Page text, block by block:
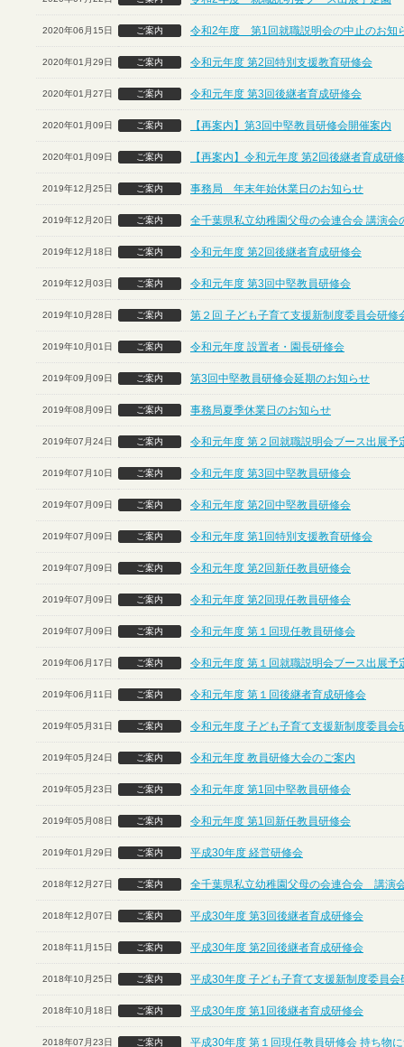
2020年06月15日 ご案内 令和2年度 第1回就職説明会の中止のお知
2020年01月29日 ご案内 令和元年度 第2回特別支援教育研修会
2020年01月27日 ご案内 令和元年度 第3回後継者育成研修会
2020年01月09日 ご案内 【再案内】第3回中堅教員研修会開催案内
2020年01月09日 ご案内 【再案内】令和元年度 第2回後継者育成研
2019年12月25日 ご案内 事務局 年末年始休業日のお知らせ
2019年12月20日 ご案内 全千葉県私立幼稚園父母の会連合会 講演会
2019年12月18日 ご案内 令和元年度 第2回後継者育成研修会
2019年12月03日 ご案内 令和元年度 第3回中堅教員研修会
2019年10月28日 ご案内 第２回 子ども子育て支援新制度委員会研修
2019年10月01日 ご案内 令和元年度 設置者・園長研修会
2019年09月09日 ご案内 第3回中堅教員研修会延期のお知らせ
2019年08月09日 ご案内 事務局夏季休業日のお知らせ
2019年07月24日 ご案内 令和元年度 第２回就職説明会ブース出展
2019年07月10日 ご案内 令和元年度 第3回中堅教員研修会
2019年07月09日 ご案内 令和元年度 第2回中堅教員研修会
2019年07月09日 ご案内 令和元年度 第1回特別支援教育研修会
2019年07月09日 ご案内 令和元年度 第2回新任教員研修会
2019年07月09日 ご案内 令和元年度 第2回現任教員研修会
2019年07月09日 ご案内 令和元年度 第１回現任教員研修会
2019年06月17日 ご案内 令和元年度 第１回就職説明会ブース出展予
2019年06月11日 ご案内 令和元年度 第１回後継者育成研修会
2019年05月31日 ご案内 令和元年度 子ども子育て支援新制度委員会
2019年05月24日 ご案内 令和元年度 教員研修大会のご案内
2019年05月23日 ご案内 令和元年度 第1回中堅教員研修会
2019年05月08日 ご案内 令和元年度 第1回新任教員研修会
2019年01月29日 ご案内 平成30年度 経営研修会
2018年12月27日 ご案内 全千葉県私立幼稚園父母の会連合会 講演
2018年12月07日 ご案内 平成30年度 第3回後継者育成研修会
2018年11月15日 ご案内 平成30年度 第2回後継者育成研修会
2018年10月25日 ご案内 平成30年度 子ども子育て支援新制度委員会
2018年10月18日 ご案内 平成30年度 第1回後継者育成研修会
2018年07月23日 ご案内 平成30年度 第１回現任教員研修会 持ち物